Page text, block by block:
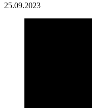
25.09.2023